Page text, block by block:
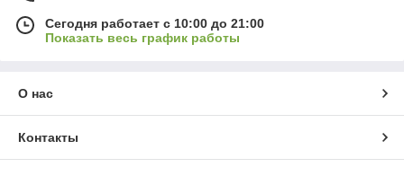
Сегодня работает с 10:00 до 21:00
Показать весь график работы
О нас
Контакты